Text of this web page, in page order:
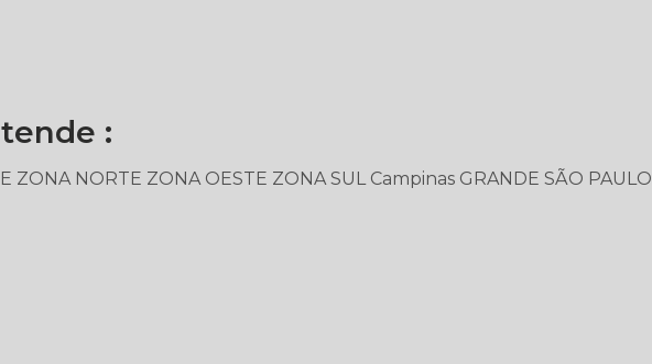
:
ZONA NORTE ZONA OESTE ZONA SUL Campinas GRANDE SÃO PAULO